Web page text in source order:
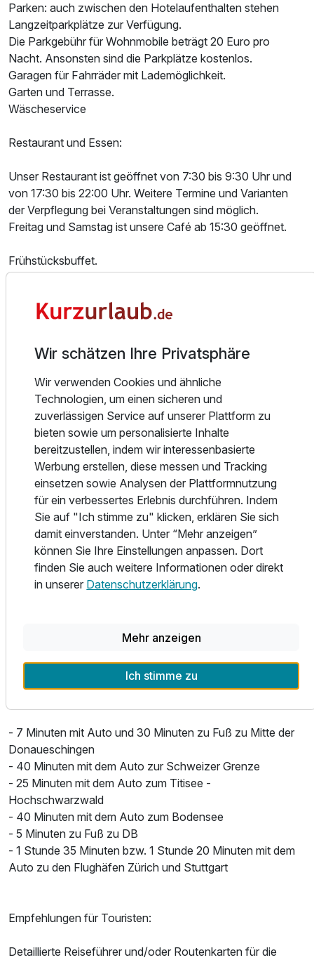
Für 4 Tage p.P. ab216,00 €
Doppelzimmer
2 Erwachsene
Ausstattung
Zusatznächte
Für 4 Tage p.P. ab
2 Erwachsene und 1 Kind
Parken: auch zwischen den Hotelaufenthalten stehen
Langzeitparkplätze zur Verfügung.
Die Parkgebühr für Wohnmobile beträgt 20 Euro pro
Nacht. Ansonsten sind die Parkplätze kostenlos.
Garagen für Fahrräder mit Lademöglichkeit.
Garten und Terrasse.
Wäscheservice
Restaurant und Essen:
Unser Restaurant ist geöffnet von 7:30 bis 9:30 Uhr und
von 17:30 bis 22:00 Uhr. Weitere Termine und Varianten
der Verpflegung bei Veranstaltungen sind möglich.
Freitag und Samstag ist unsere Café ab 15:30 geöffnet.
Frühstücksbuffet.
Glutenfreies Lebensmittel auf Anfrage.
Mittagessen als 3-Gang-Menü auf Anfrage für Gruppen ab
Kaffeegedeck für Gruppen oder Veranstaltungen auf
Anfrage.
Lunchpaket auf Anfrage.
Frühstückspaket auf Anfrage.
Geburtstagstorte auf Anfrage.
Im Garten und auf der Terrasse stehen Tische von April bis
Oktober zur Verfügung.
Unterhaltung und Erholung:
Freikarten für Ausflüge, Konzerte, Museen in den
Regionen Schwarzwald, Konstanz (Bodensee) und
Rheinfall.
Therme Solemar,
Schwimmbäder,
Ein ausgezeichneter Ausgangspunkt für Tagesausflüge in
den Schwarzwald, den Bodensee, die Schweiz und
- 7 Minuten mit Auto und 30 Minuten zu Fuß zu Mitte der
Donaueschingen
- 40 Minuten mit dem Auto zur Schweizer Grenze
- 25 Minuten mit dem Auto zum Titisee -
Hochschwarzwald
- 40 Minuten mit dem Auto zum Bodensee
- 5 Minuten zu Fuß zu DB
- 1 Stunde 35 Minuten bzw. 1 Stunde 20 Minuten mit dem
Auto zu den Flughäfen Zürich und Stuttgart
Empfehlungen für Touristen:
Detaillierte Reiseführer und/oder Routenkarten für die
Wir schätzen Ihre Privatsphäre
Wir verwenden Cookies und ähnliche
Technologien, um einen sicheren und
zuverlässigen Service auf unserer Plattform zu
bieten sowie um personalisierte Inhalte
bereitzustellen, indem wir interessenbasierte
Werbung erstellen, diese messen und Tracking
einsetzen sowie Analysen der Plattformnutzung
für ein verbessertes Erlebnis durchführen. Indem
Sie auf "Ich stimme zu" klicken, erklären Sie sich
damit einverstanden. Unter “Mehr anzeigen”
können Sie Ihre Einstellungen anpassen. Dort
finden Sie auch weitere Informationen oder direkt
in unserer Datenschutzerklärung.
Mehr anzeigen
Ich stimme zu